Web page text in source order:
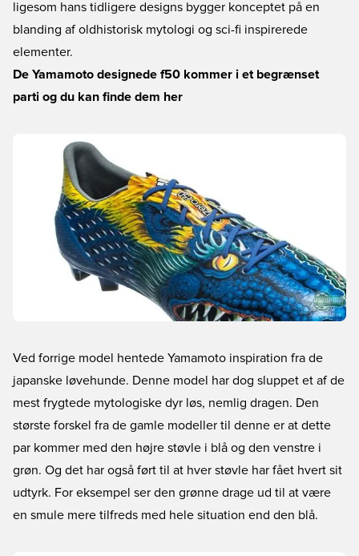
ligesom hans tidligere designs bygger konceptet på en
blanding af oldhistorisk mytologi og sci-fi inspirerede
elementer.
De Yamamoto designede f50 kommer i et begrænset
parti og du kan finde dem her
Ved forrige model hentede Yamamoto inspiration fra de
japanske løvehunde. Denne model har dog sluppet et af de
mest frygtede mytologiske dyr løs, nemlig dragen. Den
største forskel fra de gamle modeller til denne er at dette
par kommer med den højre støvle i blå og den venstre i
grøn. Og det har også ført til at hver støvle har fået hvert sit
udtyrk. For eksempel ser den grønne drage ud til at være
en smule mere tilfreds med hele situation end den blå.